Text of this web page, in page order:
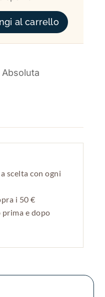
al carrello
scelta con ogni
i 50 €
e dopo